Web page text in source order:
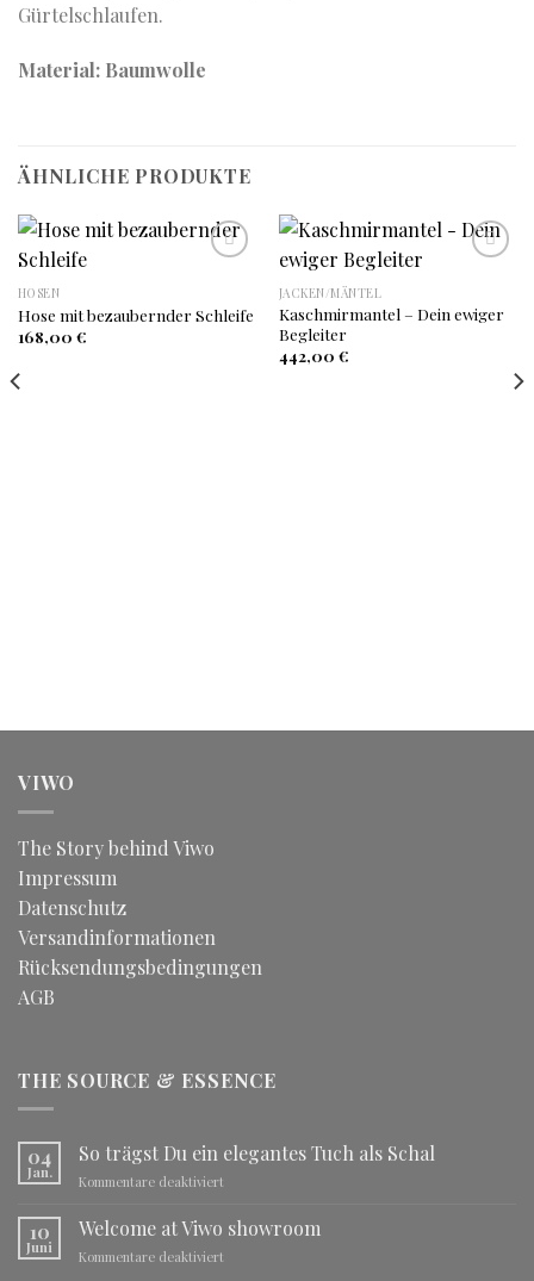
Gürtelschlaufen.
Material: Baumwolle
ÄHNLICHE PRODUKTE
die
HOSEN
Hose mit bezaubernder Schleife
168,00 €
die
JACKEN/MÄNTEL
Kaschmirmantel – Dein ewiger
Begleiter
442,00 €
VIWO
The Story behind Viwo
Impressum
Datenschutz
Versandinformationen
Rücksendungsbedingungen
AGB
THE SOURCE & ESSENCE
04
Jan.
So trägst Du ein elegantes Tuch als Schal
Kommentare deaktiviert
trägst
Du
10
Juni
Welcome at Viwo showroom
Kommentare deaktiviert